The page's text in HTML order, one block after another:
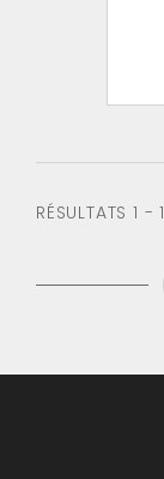
RÉSULTATS 1 -